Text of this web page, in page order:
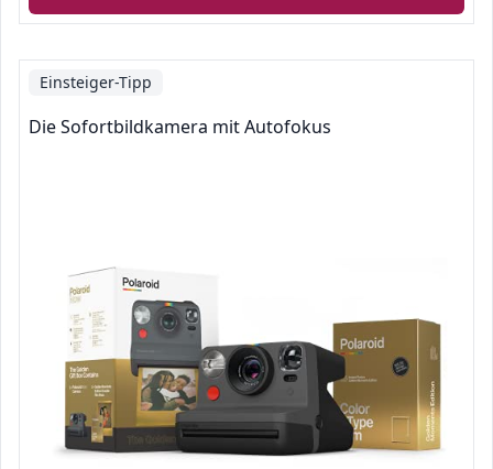
Einsteiger-Tipp
Die Sofortbildkamera mit Autofokus